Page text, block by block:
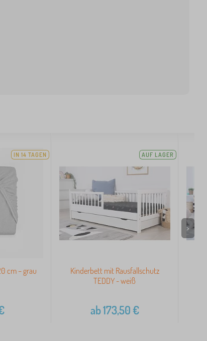
IN 14 TAGEN
cm – grau
AUF LAGER
Kinderbett mit Rausfallschutz
TEDDY - weiß
ab173,50€
>